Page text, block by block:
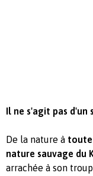
Il ne s'agit pas d'un
De la nature à toute
nature sauvage du
arrachée à son